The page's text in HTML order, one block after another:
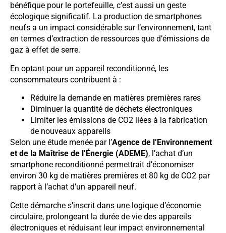
bénéfique pour le portefeuille, c’est aussi un geste
écologique significatif. La production de smartphones
neufs a un impact considérable sur l’environnement, tant
en termes d’extraction de ressources que d’émissions de
gaz à effet de serre.
En optant pour un appareil reconditionné, les
consommateurs contribuent à :
Réduire la demande en matières premières rares
Diminuer la quantité de déchets électroniques
Limiter les émissions de CO2 liées à la fabrication
de nouveaux appareils
Selon une étude menée par l’Agence de l’Environnement
et de la Maîtrise de l’Énergie (ADEME), l’achat d’un
smartphone reconditionné permettrait d’économiser
environ 30 kg de matières premières et 80 kg de CO2 par
rapport à l’achat d’un appareil neuf.
Cette démarche s’inscrit dans une logique d’économie
circulaire, prolongeant la durée de vie des appareils
électroniques et réduisant leur impact environnemental